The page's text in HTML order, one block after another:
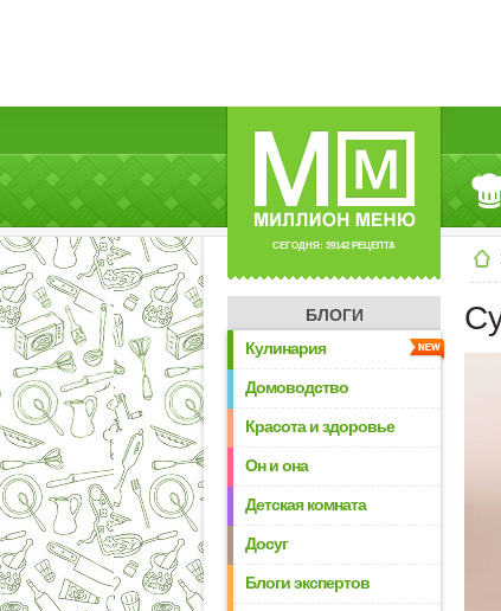
СЕГОДНЯ: 39142 РЕЦЕПТА
БЛОГИ
Кулинария
Домоводство
Красота и здоровье
Он и она
Детская комната
Досуг
Блоги экспертов